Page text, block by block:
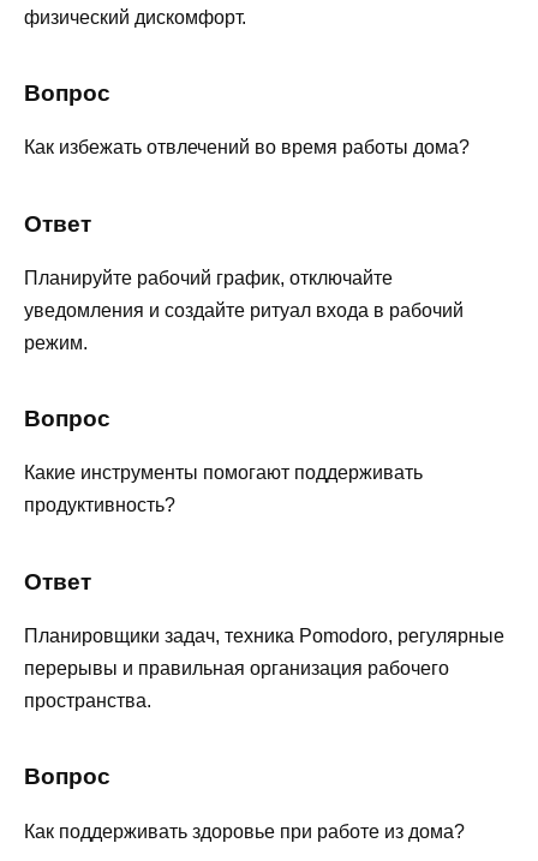
физический дискомфорт.
Вопрос
Как избежать отвлечений во время работы дома?
Ответ
Планируйте рабочий график, отключайте
уведомления и создайте ритуал входа в рабочий
режим.
Вопрос
Какие инструменты помогают поддерживать
продуктивность?
Ответ
Планировщики задач, техника Pomodoro, регулярные
перерывы и правильная организация рабочего
пространства.
Вопрос
Как поддерживать здоровье при работе из дома?